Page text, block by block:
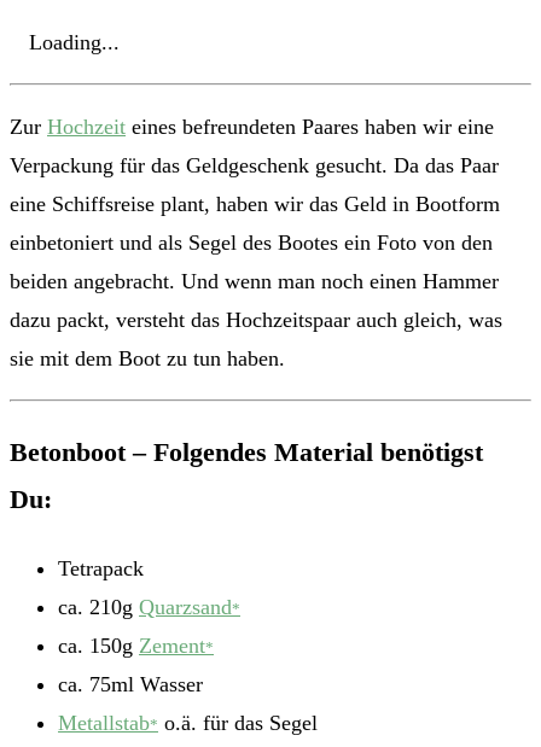
Loading...
Zur Hochzeit eines befreundeten Paares haben wir eine
Verpackung für das Geldgeschenk gesucht. Da das Paar
eine Schiffsreise plant, haben wir das Geld in Bootform
einbetoniert und als Segel des Bootes ein Foto von den
beiden angebracht. Und wenn man noch einen Hammer
dazu packt, versteht das Hochzeitspaar auch gleich, was
sie mit dem Boot zu tun haben.
Betonboot – Folgendes Material benötigst
Du:
Tetrapack
ca. 210g Quarzsand*
ca. 150g Zement*
ca. 75ml Wasser
Metallstab* o.ä. für das Segel